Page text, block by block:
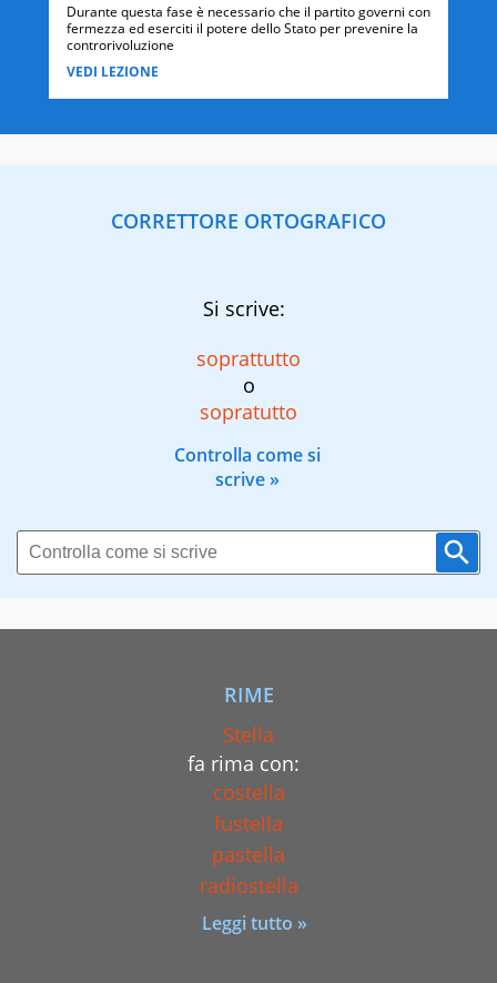
Durante questa fase è necessario che il partito governi con
fermezza ed eserciti il potere dello Stato per prevenire la
controrivoluzione
VEDI LEZIONE
CORRETTORE ORTOGRAFICO
Si scrive:
soprattutto
o
sopratutto
Controlla come si
scrive »
RIME
Stella
fa rima con:
costella
fustella
pastella
radiostella
Leggi tutto »